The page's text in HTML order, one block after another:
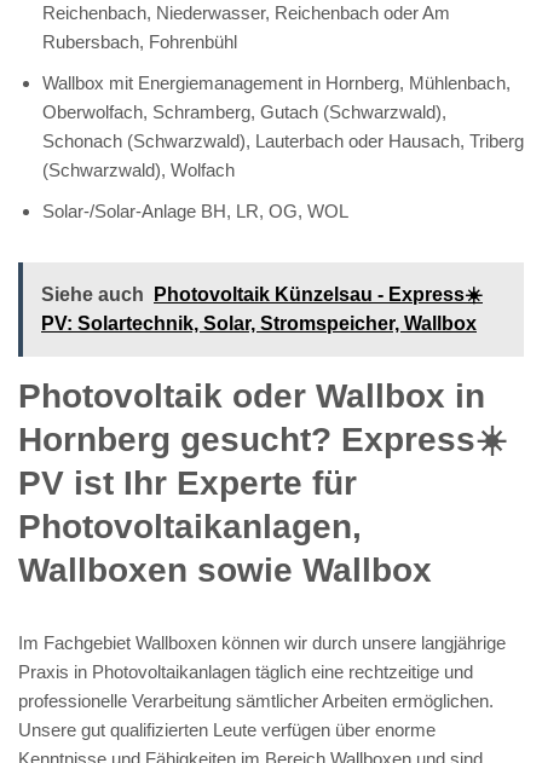
Reichenbach, Niederwasser, Reichenbach oder Am
Rubersbach, Fohrenbühl
Wallbox mit Energiemanagement in Hornberg, Mühlenbach,
Oberwolfach, Schramberg, Gutach (Schwarzwald),
Schonach (Schwarzwald), Lauterbach oder Hausach, Triberg
(Schwarzwald), Wolfach
Solar-/Solar-Anlage BH, LR, OG, WOL
Siehe auch
Photovoltaik Künzelsau - Express☀️
PV️: Solartechnik, Solar, Stromspeicher, Wallbox
Photovoltaik oder Wallbox in
Hornberg gesucht? Express☀️
PV️ ist Ihr Experte für
Photovoltaikanlagen,
Wallboxen sowie Wallbox
Im Fachgebiet Wallboxen können wir durch unsere langjährige
Praxis in Photovoltaikanlagen täglich eine rechtzeitige und
professionelle Verarbeitung sämtlicher Arbeiten ermöglichen.
Unsere gut qualifizierten Leute verfügen über enorme
Kenntnisse und Fähigkeiten im Bereich Wallboxen und sind